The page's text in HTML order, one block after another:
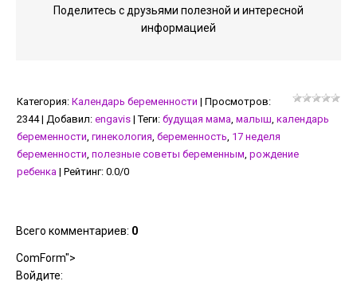
Поделитесь с друзьями полезной и интересной
информацией
Категория: Календарь беременности | Просмотров:
2344| Добавил: engavis |Теги: будущая мама, малыш, календарь
беременности, гинекология, беременность, 17 неделя
беременности, полезные советы беременным, рождение
ребенка | Рейтинг: 0.0/0
Всего комментариев: 0
ComForm">
Войдите: